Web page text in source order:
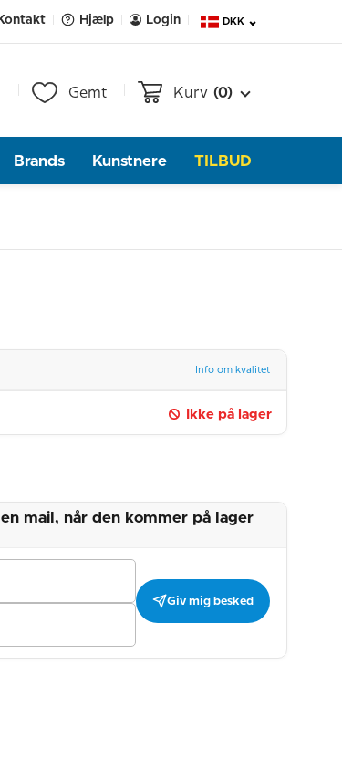
Hjælp Login DKK
Gemt Kurv (0)
Brands Kunstnere TILBUD
Info om kvalitet
Ikke på lager
mail, når den kommer på lager
Giv mig besked